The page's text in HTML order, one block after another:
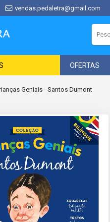
vendas.pedaletra@gmail.com
OFERTAS
Geniais - Santos Dumont